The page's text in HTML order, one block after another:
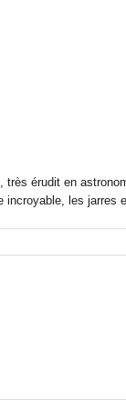
érudit en
les jarres